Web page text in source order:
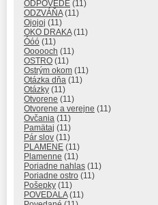
ODPOVEDE (11)
ODZVÁŇA(11)
Ojojoj (11)
OKO DRAKA(11)
Óóó (11)
Oooooch (11)
OSTRO (11)
Ostrým okom (11)
Otázka dňa (11)
Otázky (11)
Otvorene (11)
Otvorene a verejne (11)
Ovčania (11)
Pamätaj (11)
Pár slov (11)
PLAMENE (11)
Plamenne (11)
Poriadne nahlas (11)
Poriadne ostro (11)
Pošepky (11)
POVEDALA(11)